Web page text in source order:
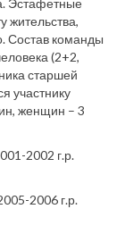
жительства,
Состав команды
(2+2,
старшей
участнику
женщин – 3
2002 г.р.
2006 г.р.